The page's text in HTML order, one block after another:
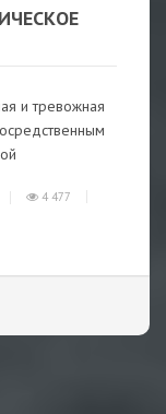
и тревожная
4 477